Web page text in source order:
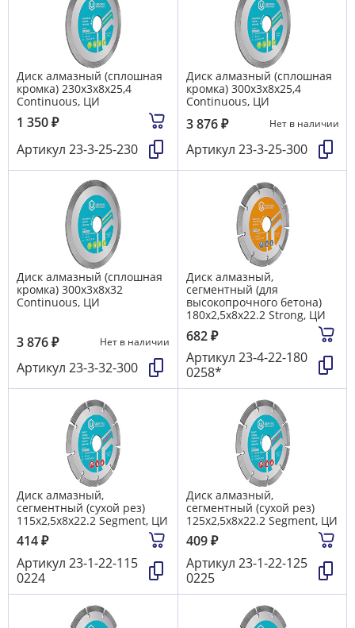
Диск алмазный (сплошная
кромка) 230х3х8х25,4
Continuous, ЦИ
1 350₽
Артикул 23-3-25-230
Диск алмазный (сплошная
кромка) 300х3х8х25,4
Continuous, ЦИ
3 876₽ Нет в наличии
Артикул 23-3-25-300
Диск алмазный (сплошная
кромка) 300х3х8х32
Continuous, ЦИ
3 876₽ Нет в наличии
Артикул 23-3-32-300
Диск алмазный,
сегментный (для
высокопрочного бетона)
180х2,5х8х22.2 Strong, ЦИ
682₽
Артикул 23-4-22-180
0258*
Диск алмазный,
сегментный (сухой рез)
115х2,5х8х22.2 Segment, ЦИ
414₽
Артикул 23-1-22-115
0224
Диск алмазный,
сегментный (сухой рез)
125х2,5х8х22.2 Segment, ЦИ
409₽
Артикул 23-1-22-125
0225